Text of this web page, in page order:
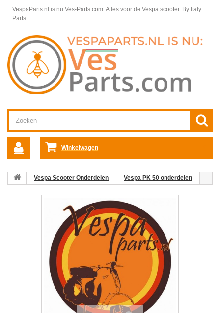
VespaParts.nl is nu Ves-Parts.com: Alles voor de Vespa scooter. By Italy
Parts
Winkelwagen
Vespa Scooter Onderdelen
Vespa PK 50 onderdelen